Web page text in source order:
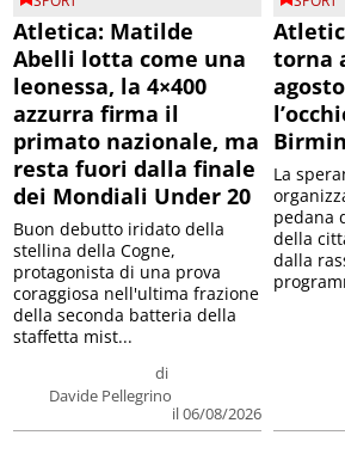
Atletica: Matilde
Abelli lotta come una
leonessa, la 4×400
azzurra firma il
primato nazionale, ma
resta fuori dalla finale
dei Mondiali Under 20
di
Davide Pellegrino
il 06/08/2026
Buon debutto iridato della
stellina della Cogne,
protagonista di una prova
coraggiosa nell'ultima frazione
della seconda batteria della
staffetta mist...
torna
La
pedana
della
dalla